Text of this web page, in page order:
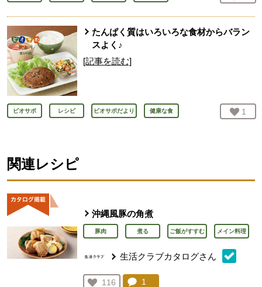
たんぱく質はいろいろな食材からバラン
スよく♪
[記事を読む]
ビオサポ レシピ ビオサポだより 健康な食 お気
1
関連レシピ
沖縄風豚の角煮
豚肉 煮る ご飯がすすむ メイン料理
生活クラブカタログさん
お気に入り登録：
116
コメント：
1